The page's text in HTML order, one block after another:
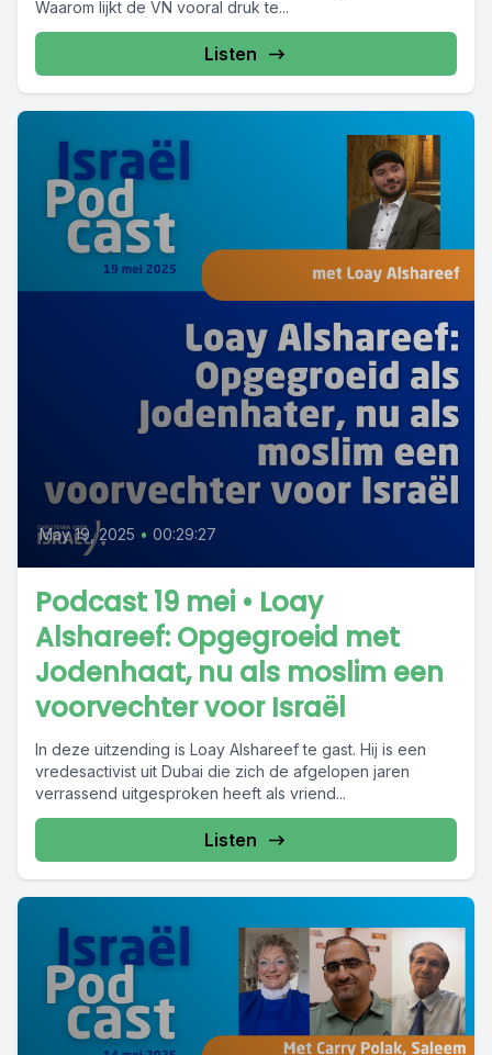
Waarom lijkt de VN vooral druk te...
Listen
May 19, 2025 • 00:29:27
Podcast 19 mei • Loay
Alshareef: Opgegroeid met
Jodenhaat, nu als moslim een
voorvechter voor Israël
In deze uitzending is Loay Alshareef te gast. Hij is een
vredesactivist uit Dubai die zich de afgelopen jaren
verrassend uitgesproken heeft als vriend...
Listen